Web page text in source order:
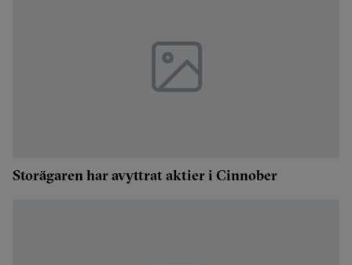
Storägaren har avyttrat aktier i Cinnober